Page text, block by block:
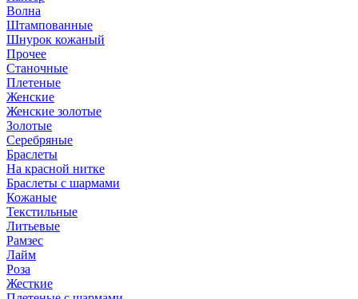
Волна
Штампованные
Шнурок кожаный
Прочее
Станочные
Плетеные
Женские
Женские золотые
Золотые
Серебряные
Браслеты
На красной нитке
Браслеты с шармами
Кожаные
Текстильные
Литьевые
Рамзес
Лайм
Роза
Жесткие